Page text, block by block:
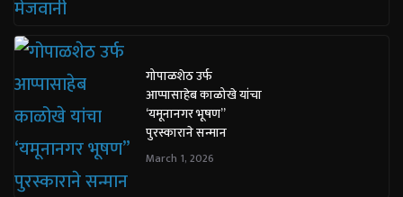
गोपाळशेठ उर्फ
आप्पासाहेब काळोखे यांचा
‘यमूनानगर भूषण”
पुरस्काराने सन्मान
March 1, 2026